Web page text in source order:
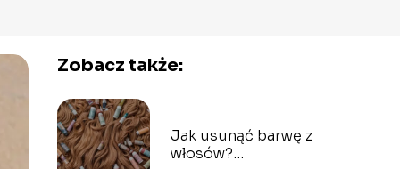
Zobacz także:
Jak usunąć barwę z
włosów?